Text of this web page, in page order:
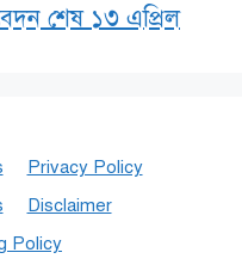
শেষ ১৩ এপ্রিল
Privacy Policy
Disclaimer
Policy